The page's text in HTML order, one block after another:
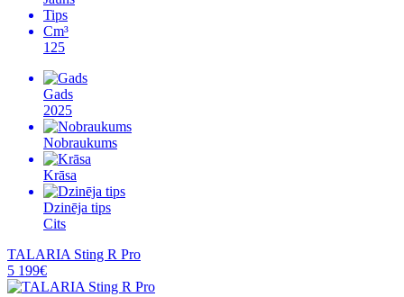
Tips
Cm³
125
Gads
2025
Nobraukums
Krāsa
Dzinēja tips
Cits
TALARIA Sting R Pro
5 199€